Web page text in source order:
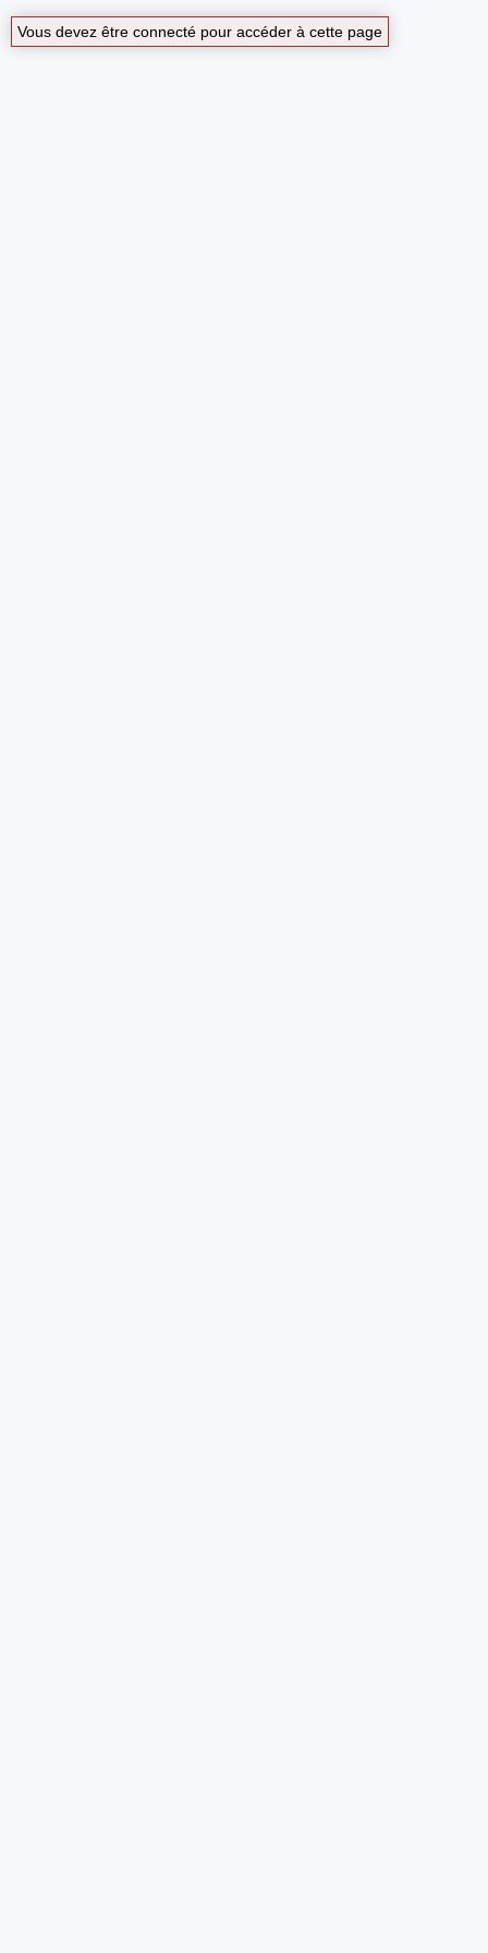
Vous devez être connecté pour accéder à cette page